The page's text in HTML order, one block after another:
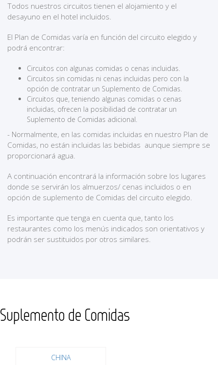
Todos nuestros circuitos tienen el alojamiento y el
desayuno en el hotel incluidos.
El Plan de Comidas varía en función del circuito elegido y
podrá encontrar:
Circuitos con algunas comidas o cenas incluidas.
Circuitos sin comidas ni cenas incluidas pero con la
opción de contratar un Suplemento de Comidas.
Circuitos que, teniendo algunas comidas o cenas
incluidas, ofrecen la posibilidad de contratar un
Suplemento de Comidas adicional.
- Normalmente, en las comidas incluidas en nuestro Plan de
Comidas, no están incluidas las bebidas aunque siempre se
proporcionará agua.
A continuación encontrará la información sobre los lugares
donde se servirán los almuerzos/ cenas incluidos o en
opción de suplemento de Comidas del circuito elegido.
Es importante que tenga en cuenta que, tanto los
restaurantes como los menús indicados son orientativos y
podrán ser sustituidos por otros similares.
Suplemento de Comidas
CHINA